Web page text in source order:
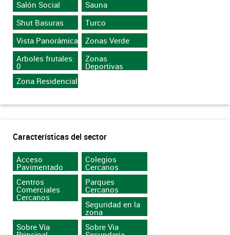
Salón Social
Sauna
Shut Basuras
Turco
Vista Panorámica
Zonas Verde
Arboles frutales:
0
Zonas
Deportivas
Zona Residencial
Características del sector
Acceso
Pavimentado
Colegios
Cercanos
Centros
Comerciales
Cercanos
Parques
Cercanos
Seguridad en la
zona
Sobre Via
Sobre Via